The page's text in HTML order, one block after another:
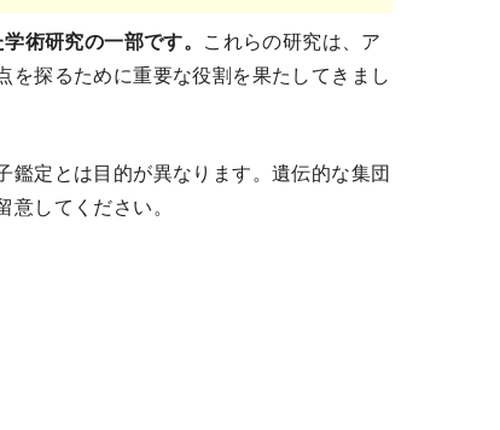
術研究の一部です。
これらの研究は、ア
を探るために重要な役割を果たしてきまし
定とは目的が異なります。遺伝的な集団
してください。